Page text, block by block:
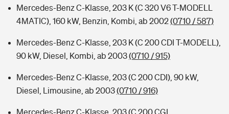
Mercedes-Benz C-Klasse, 203 K (C 320 V6 T-MODELL
4MATIC), 160 kW, Benzin, Kombi, ab 2002(0710 / 587)
Mercedes-Benz C-Klasse, 203 K (C 200 CDI T-MODELL),
90 kW, Diesel, Kombi, ab 2003(0710 / 915)
Mercedes-Benz C-Klasse, 203 (C 200 CDI), 90 kW,
Diesel, Limousine, ab 2003(0710 / 916)
Mercedes-Benz C-Klasse, 203 (C 200 CGI